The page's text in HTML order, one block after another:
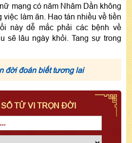
mạng có năm Nhâm Dần không
việc làm ăn. Hao tán nhiều về tiền
này dễ mắc phải các bệnh về
sẽ lâu ngày khỏi. Tang sự trong
đời đoán biết tương lai
TỬ VI TRỌN ĐỜI